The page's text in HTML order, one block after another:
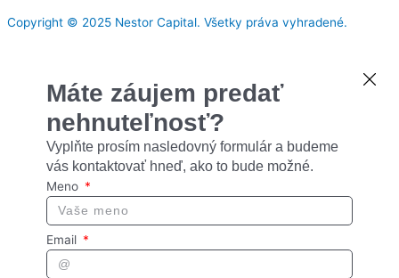
Copyright © 2025 Nestor Capital. Všetky práva vyhradené.
Máte záujem predať
nehnuteľnosť?
Vyplňte prosím nasledovný formulár a budeme
vás kontaktovať hneď, ako to bude možné.
Meno
Email